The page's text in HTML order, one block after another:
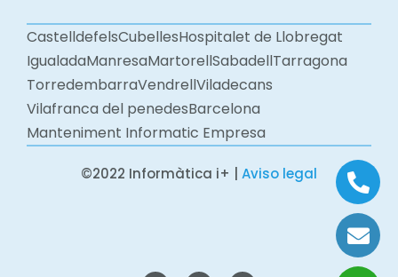
CastelldefelsCubellesHospitalet de Llobregat
IgualadaManresaMartorellSabadellTarragona
TorredembarraVendrellViladecans
Vilafranca del penedesBarcelona
Manteniment Informatic Empresa
©2022 Informàtica i+ | Aviso legal